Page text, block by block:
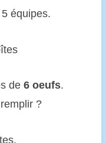
équipes.
de 6 oeufs.
?